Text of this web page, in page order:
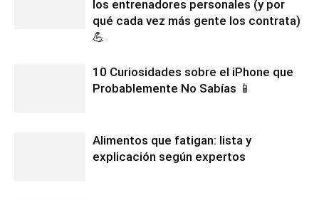
los entrenadores personales (y por
qué cada vez más gente los contrata)
💪
10 Curiosidades sobre el iPhone que
Probablemente No Sabías 📱
Alimentos que fatigan: lista y
explicación según expertos